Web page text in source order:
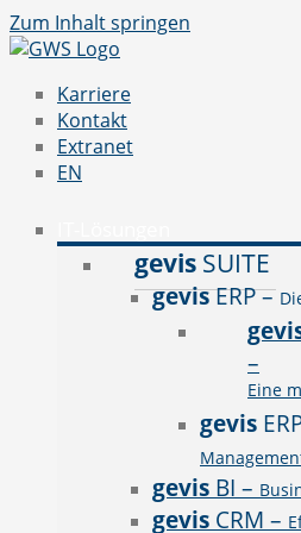
Zum Inhalt springen
Karriere
Kontakt
Extranet
EN
gevis SUITE
gevisERP–
–
Eine
gevis
gevis BI –
gevis CRM –